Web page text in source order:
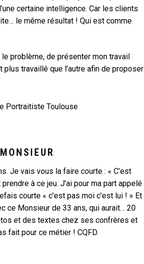
certaine intelligence. Car les clients
le même résultat ! Qui est comme
problème, de présenter mon travail
travaillé que l’autre afin de proposer
Je vais vous la faire courte : « C’est
à ce jeu. J’ai pour ma part appelé
courte « c’est pas moi c’est lui ! » Et
ce Monsieur de 33 ans, qui aurait… 20
et des textes chez ses confrères et
fait pour ce métier ! CQFD.